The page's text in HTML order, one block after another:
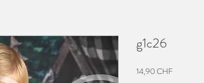
g1c26
14,90 CHFPrix